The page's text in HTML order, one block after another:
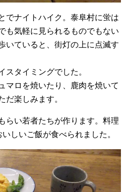
でナイトハイク。泰阜村に蛍は
も気軽に見られるものでもない
いていると、街灯の上に点滅す
スタイミングでした。
マロを焼いたり、鹿肉を焼いて
だ楽しみます。
らい若者たちが作ります。料理
しいご飯が食べられました。